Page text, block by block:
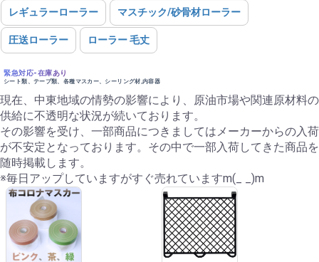
レギュラーローラー マスチック/砂骨材ローラー
圧送ローラー ローラー 毛丈
緊急対応-在庫あり
シート類、テープ類、各種マスカー、シーリング材,内容器
現在、中東地域の情勢の影響により、原油市場や関連原材料の
供給に不透明な状況が続いております。
その影響を受け、一部商品につきましてはメーカーからの入荷
が不安定となっております。その中で一部入荷してきた商品を
随時掲載します。
※毎日アップしていますがすぐ売れていますm(_ _)m